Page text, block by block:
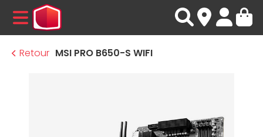
MENU
Retour MSI PRO B650-S WIFI